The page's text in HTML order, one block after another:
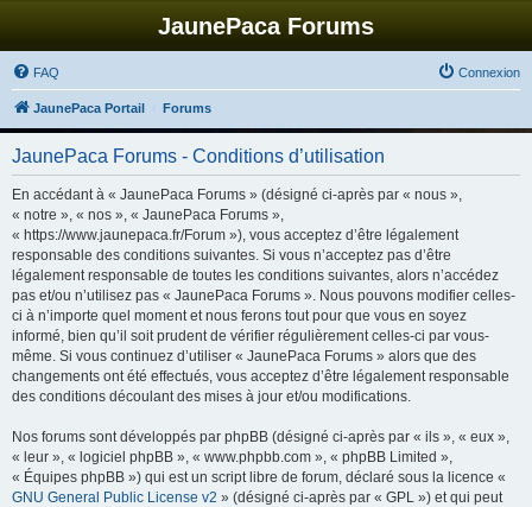
JaunePaca Forums
FAQ Connexion
JaunePaca Portail Forums
JaunePaca Forums - Conditions d’utilisation
En accédant à « JaunePaca Forums » (désigné ci-après par « nous »,
« notre », « nos », « JaunePaca Forums »,
« https://www.jaunepaca.fr/Forum »), vous acceptez d’être légalement
responsable des conditions suivantes. Si vous n’acceptez pas d’être
légalement responsable de toutes les conditions suivantes, alors n’accédez
pas et/ou n’utilisez pas « JaunePaca Forums ». Nous pouvons modifier celles-
ci à n’importe quel moment et nous ferons tout pour que vous en soyez
informé, bien qu’il soit prudent de vérifier régulièrement celles-ci par vous-
même. Si vous continuez d’utiliser « JaunePaca Forums » alors que des
changements ont été effectués, vous acceptez d’être légalement responsable
des conditions découlant des mises à jour et/ou modifications.
Nos forums sont développés par phpBB (désigné ci-après par « ils », « eux »,
« leur », « logiciel phpBB », « www.phpbb.com », « phpBB Limited »,
« Équipes phpBB ») qui est un script libre de forum, déclaré sous la licence «
GNU General Public License v2 » (désigné ci-après par « GPL ») et qui peut